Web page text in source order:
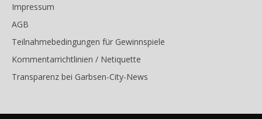
Impressum
AGB
Teilnahmebedingungen für Gewinnspiele
Kommentarrichtlinien / Netiquette
Transparenz bei Garbsen-City-News